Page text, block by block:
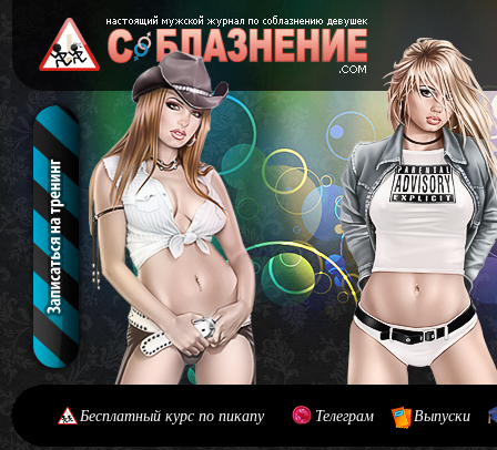
Бесплатный курс по пикапу Телеграм Выпуски